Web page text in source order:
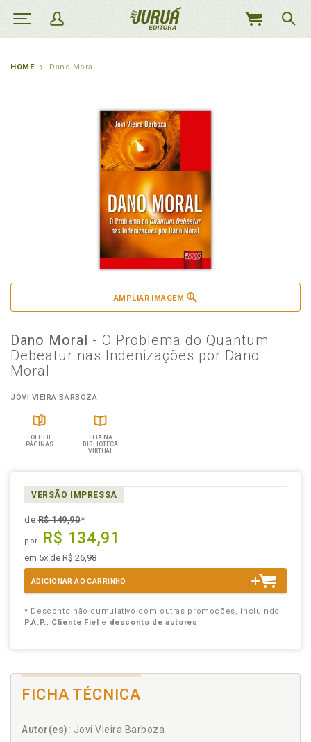
MEU
HOME Dano Moral
AMPLIAR IMAGEM
Dano Moral - O Problema do Quantum
Debeatur nas Indenizações por Dano
Moral
JOVI VIEIRA BARBOZA
FOLHEIE
PÁGINAS
LEIA NA
BIBLIOTECA
VIRTUAL
VERSÃO IMPRESSA
deR$ 149,90*
por R$ 134,91
em 5x de R$ 26,98
ADICIONAR AO CARRINHO
* Desconto não cumulativo com outras promoções, incluindo
P.A.P., Cliente Fiel e desconto de autores
FICHA TÉCNICA
Autor(es): Jovi Vieira Barboza